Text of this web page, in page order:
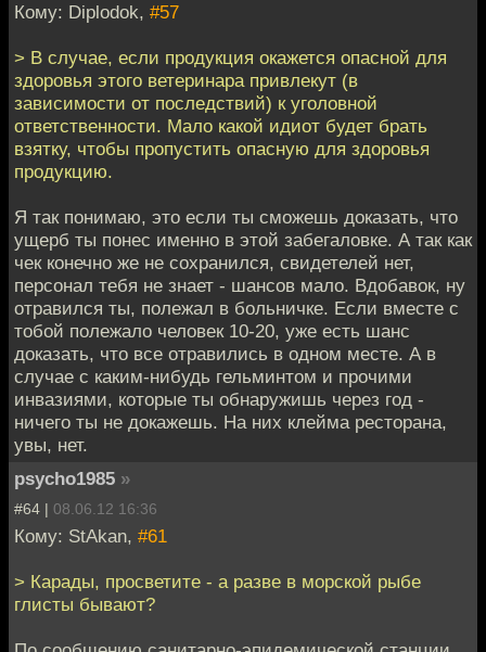
Кому: Diplodok, #57
> В случае, если продукция окажется опасной для
здоровья этого ветеринара привлекут (в
зависимости от последствий) к уголовной
ответственности. Мало какой идиот будет брать
взятку, чтобы пропустить опасную для здоровья
продукцию.
Я так понимаю, это если ты сможешь доказать, что
ущерб ты понес именно в этой забегаловке. А так как
чек конечно же не сохранился, свидетелей нет,
персонал тебя не знает - шансов мало. Вдобавок, ну
отравился ты, полежал в больничке. Если вместе с
тобой полежало человек 10-20, уже есть шанс
доказать, что все отравились в одном месте. А в
случае с каким-нибудь гельминтом и прочими
инвазиями, которые ты обнаружишь через год -
ничего ты не докажешь. На них клейма ресторана,
увы, нет.
psycho1985 »
#64 | 08.06.12 16:36
Кому: StAkan, #61
> Карады, просветите - а разве в морской рыбе
глисты бывают?